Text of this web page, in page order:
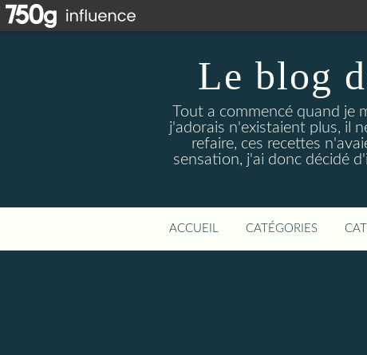
Le blog
Tout a commencé quand
j'adorais n'existaient plus, il
refaire, ces recettes
sensation, j'ai donc décidé
ACCUEIL CATÉGORIES